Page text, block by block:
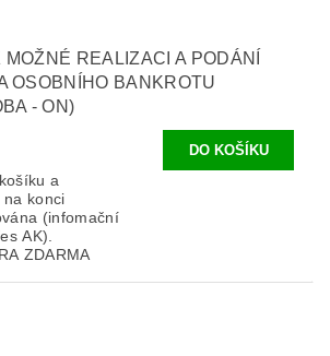
MOŽNÉ REALIZACI A PODÁNÍ
OSOBNÍHO BANKROTU
- ON)
a
konci
(infomační
AK).
ZDARMA